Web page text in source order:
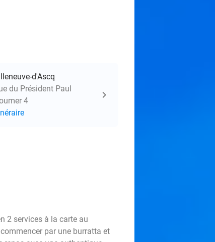
d'Ascq
du Président Paul
4
2 services à la carte au
par une burratta et